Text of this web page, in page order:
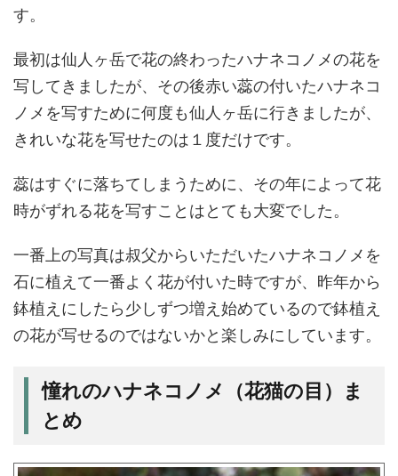
す。
最初は仙人ヶ岳で花の終わったハナネコノメの花を
写してきましたが、その後赤い蕊の付いたハナネコ
ノメを写すために何度も仙人ヶ岳に行きましたが、
きれいな花を写せたのは１度だけです。
蕊はすぐに落ちてしまうために、その年によって花
時がずれる花を写すことはとても大変でした。
一番上の写真は叔父からいただいたハナネコノメを
石に植えて一番よく花が付いた時ですが、昨年から
鉢植えにしたら少しずつ増え始めているので鉢植え
の花が写せるのではないかと楽しみにしています。
憧れのハナネコノメ（花猫の目）ま
とめ